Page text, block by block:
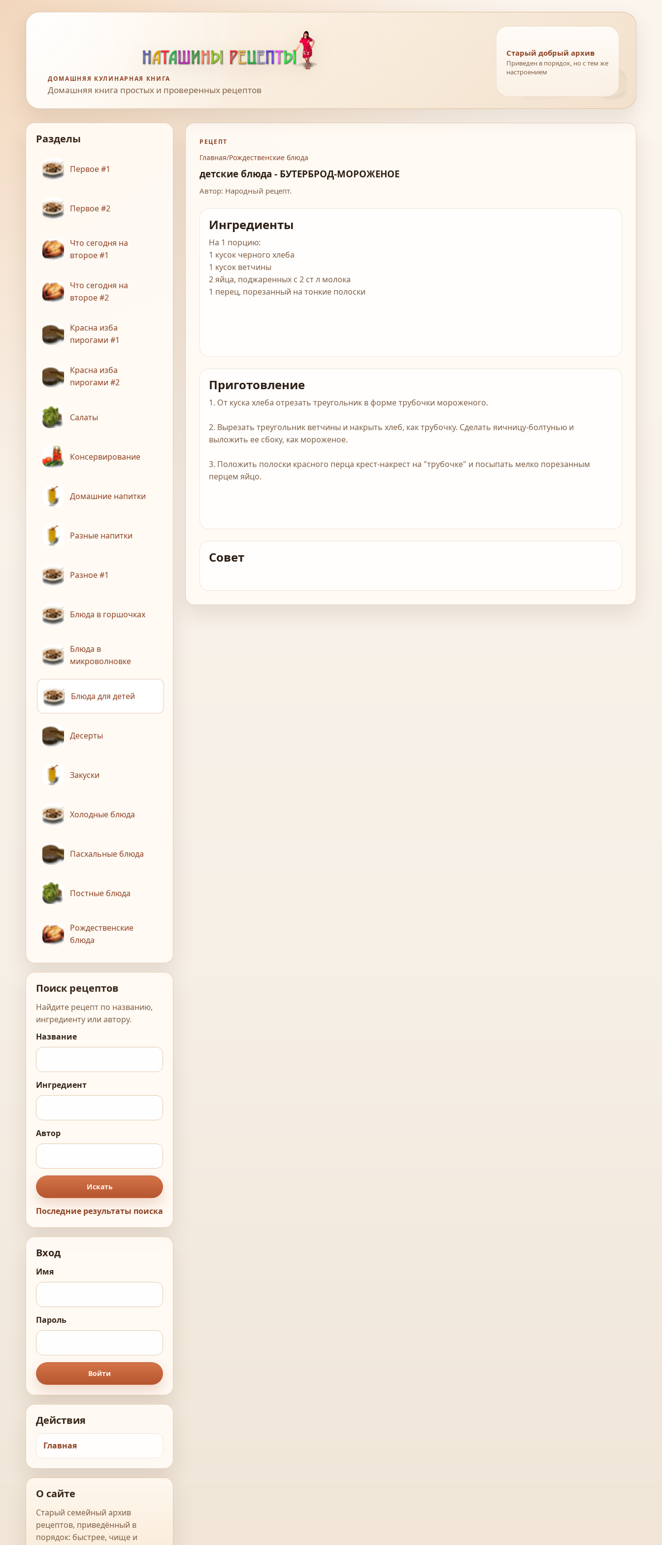
ДОМАШНЯЯ КУЛИНАРНАЯ КНИГА
Домашняя книга простых и проверенных рецептов
Старый добрый архив
Приведен в порядок, но с тем же
настроением
Разделы
Первое #1
Первое #2
Что сегодня на
второе #1
Что сегодня на
второе #2
Красна изба
пирогами #1
Красна изба
пирогами #2
Салаты
Консервирование
Домашние напитки
Разные напитки
Разное #1
Блюда в горшочках
Блюда в
микроволновке
Блюда для детей
Десерты
Закуски
Холодные блюда
Пасхальные блюда
Постные блюда
Рождественские
блюда
Поиск рецептов
Найдите рецепт по названию,
ингредиенту или автору.
Название
Ингредиент
Автор
Искать
Последние результаты поиска
Вход
Имя
Пароль
Войти
Действия
Главная
О сайте
Старый семейный архив
рецептов, приведённый в
порядок: быстрее, чище и
РЕЦЕПТ
Главная/Рождественские блюда
детские блюда - БУТЕРБРОД-МОРОЖЕНОЕ
Автор: Народный рецепт.
Ингредиенты
На 1 порцию:
1 кусок черного хлеба
1 кусок ветчины
2 яйца, поджаренных с 2 ст л молока
1 перец, порезанный на тонкие полоски
Приготовление
1. От куска хлеба отрезать треугольник в форме трубочки мороженого.
2. Вырезать треугольник ветчины и накрыть хлеб, как трубочку. Сделать яичницу-болтунью и
выложить ее сбоку, как мороженое.
3. Положить полоски красного перца крест-накрест на "трубочке" и посыпать мелко порезанным
перцем яйцо.
Совет